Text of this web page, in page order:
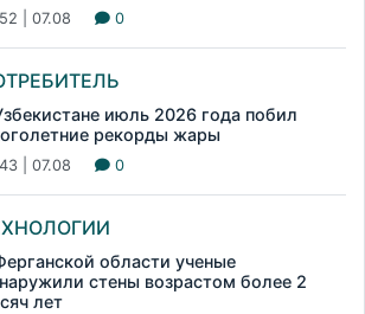
| 07.08 0
июль 2026 года побил
рекорды жары
| 07.08 0
области ученые
стены возрастом более 2
лет